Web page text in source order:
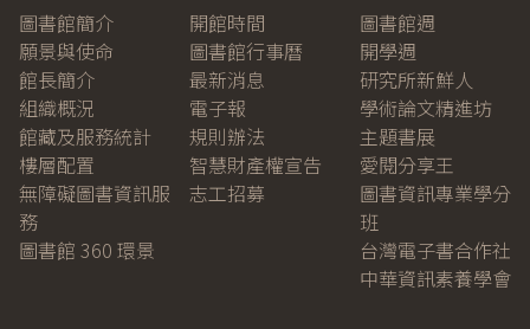
圖書館簡介
願景與使命
館長簡介
組織概況
館藏及服務統計
樓層配置
無障礙圖書資訊服
務
圖書館 360 環景
開館時間
圖書館行事曆
最新消息
電子報
規則辦法
智慧財產權宣告
志工招募
圖書館週
開學週
研究所新鮮人
學術論文精進坊
主題書展
愛閱分享王
圖書資訊專業學分
班
台灣電子書合作社
中華資訊素養學會